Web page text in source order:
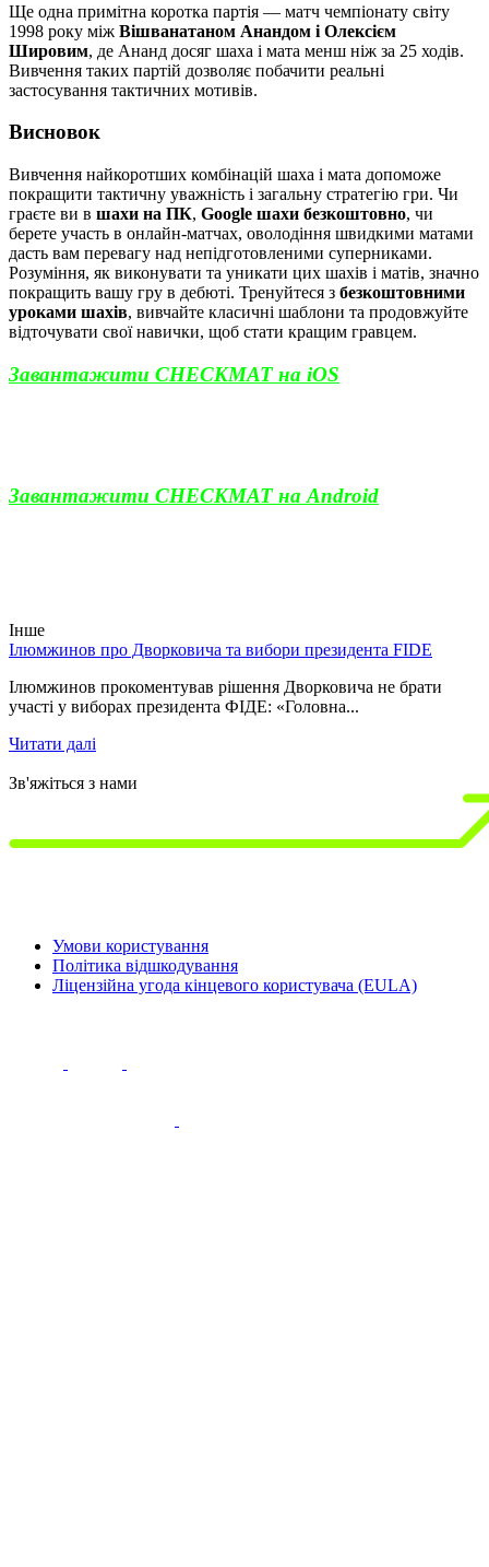
Ще одна примітна коротка партія — матч чемпіонату світу
1998 року між Вішванатаном Анандом і Олексієм
Шировим, де Ананд досяг шаха і мата менш ніж за 25 ходів.
Вивчення таких партій дозволяє побачити реальні
застосування тактичних мотивів.
Висновок
Вивчення найкоротших комбінацій шаха і мата допоможе
покращити тактичну уважність і загальну стратегію гри. Чи
граєте ви в шахи на ПК, Google шахи безкоштовно, чи
берете участь в онлайн-матчах, оволодіння швидкими матами
дасть вам перевагу над непідготовленими суперниками.
Розуміння, як виконувати та уникати цих шахів і матів, значно
покращить вашу гру в дебюті. Тренуйтеся з безкоштовними
уроками шахів, вивчайте класичні шаблони та продовжуйте
відточувати свої навички, щоб стати кращим гравцем.
Завантажити CHECKMAT на iOS
Завантажити CHECKMAT на Android
Інше
Ілюмжинов про Дворковича та вибори президента FIDE
Ілюмжинов прокоментував рішення Дворковича не брати
участі у виборах президента ФІДЕ: «Головна...
Читати далі
Зв'яжіться з нами
Умови користування
Політика відшкодування
Ліцензійна угода кінцевого користувача (EULA)